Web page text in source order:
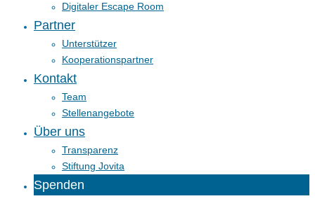
Digitaler Escape Room
Partner
Unterstützer
Kooperationspartner
Kontakt
Team
Stellenangebote
Über uns
Transparenz
Stiftung Jovita
Spenden